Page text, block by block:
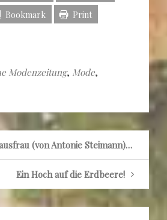
Bookmark
Print
Modenzeitung, Mode,
Die tüchtige Hausfrau (von Antonie Steimann) 1913
Ein Hoch auf die Erdbeere!